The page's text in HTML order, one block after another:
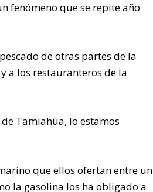
fenómeno que se repite año
de otras partes de la
a los restauranteros de la
Tamiahua, lo estamos
que ellos ofertan entre un
la gasolina los ha obligado a